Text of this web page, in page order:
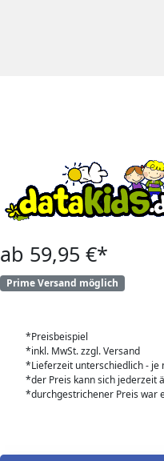
ab 59,95 €*
Prime Versand möglich
*Preisbeispiel
*inkl. MwSt. zzgl. Versand
*Lieferzeit unterschiedlich - je
*der Preis kann sich jederzeit
*durchgestrichener Preis war